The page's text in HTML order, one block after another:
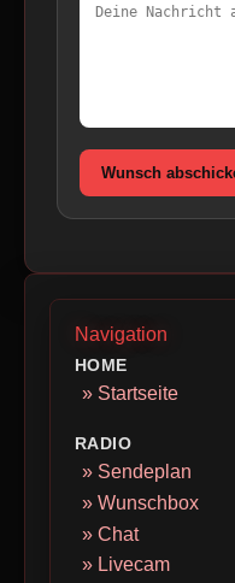
Wunsch
Navigation
HOME
» Startseite
RADIO
» Sendeplan
» Wunschbox
» Chat
» Livecam